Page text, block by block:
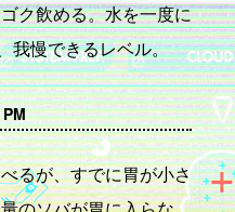
ク飲める。水を一度に
我慢できるレベル。
るが、すでに胃が小さ